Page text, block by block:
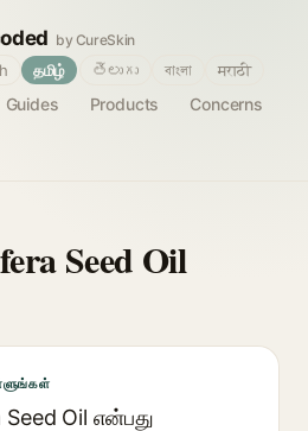
by CureSkin
Guides Products
Concerns
தமிழ் తెలుగు বাংলা मराठी
Seed Oil
Oil என்பது